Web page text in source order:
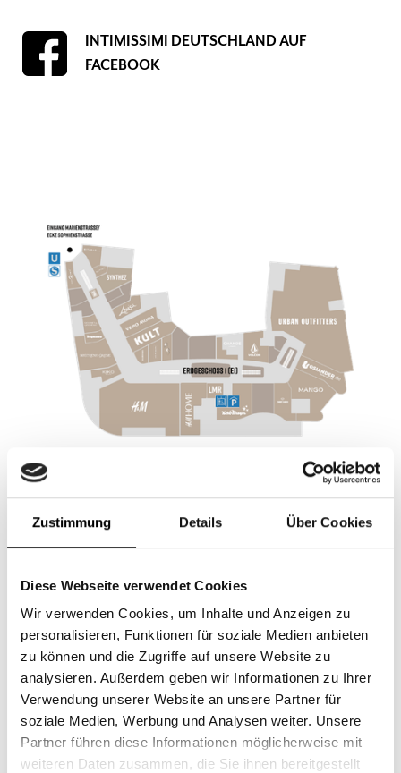
Zustimmung Details Über Cookies
Diese Webseite verwendet Cookies
Wir verwenden Cookies, um Inhalte und Anzeigen zu
personalisieren, Funktionen für soziale Medien anbieten
zu können und die Zugriffe auf unsere Website zu
analysieren. Außerdem geben wir Informationen zu Ihrer
Verwendung unserer Website an unsere Partner für
soziale Medien, Werbung und Analysen weiter. Unsere
Partner führen diese Informationen möglicherweise mit
weiteren Daten zusammen, die Sie ihnen bereitgestellt
INTIMISSIMI DEUTSCHLAND AUF
FACEBOOK
Shops im Gerber
Eyes + more